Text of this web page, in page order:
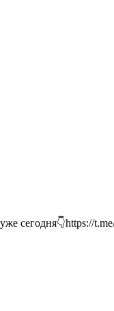
сегодня👇https://t.me/